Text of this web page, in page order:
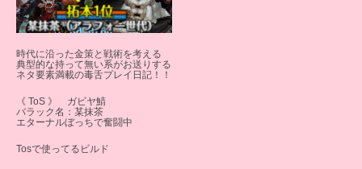
時代に沿った金策と戦術を考える
典型的な持って無い系がお送りする
ネタ要素満載の毒舌プレイ日記！！
《 ToS 》 ガビヤ鯖
バラック名：某抹茶
エターナルぼっちで奮闘中
Tosで使ってるビルド